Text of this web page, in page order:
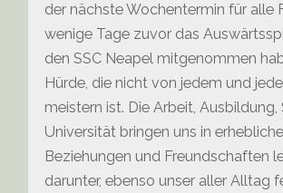
der nächste Wochentermin für alle
wenige Tage zuvor das
den SSC Neapel mitgenommen
Hürde, die nicht von jedem und
meistern ist. Die Arbeit, Ausbildung,
Universität bringen uns in
Beziehungen und Freundschaften
darunter, ebenso unser aller Alltag